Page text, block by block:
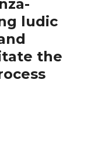
ludic
the